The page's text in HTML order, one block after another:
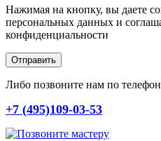
Нажимая на кнопку, вы даете
персональных данных и
конфиденциальности
Отправить
Либо позвоните нам по
+7 (495)109-03-53